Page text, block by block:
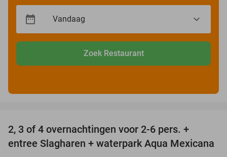
Zoek Restaurant
2, 3 of 4 overnachtingen voor 2-6 pers. +
entree Slagharen + waterpark Aqua Mexicana